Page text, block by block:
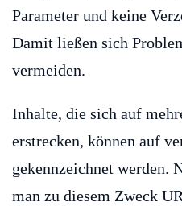
Parameter und keine
Damit ließen sich
vermeiden.
Inhalte, die sich auf
erstrecken, können auf
gekennzeichnet werden.
man zu diesem Zweck